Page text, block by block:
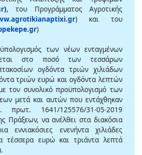
), του Προγράμματος Αγροτικής
) και του
)
των νέων ενταγμένων
στο ποσό των τεσσάρων
ογδόντα τριών χιλιάδων
τριών ευρώ και ογδόντα λεπτών
τον συνολικό προϋπολογισμό των
μετά και αυτών που εντάχθηκαν
1641/125576/31-05-2019
Πράξεων, να ανέλθει στα διακόσια
εννιακόσιες ενενήντα χιλιάδες
τέσσερα ευρώ και τριάντα λεπτά